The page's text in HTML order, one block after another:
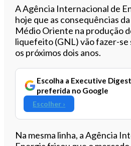
Ouvir este
A Agência Internacional de
hoje que as consequências
Médio Oriente na produção
liquefeito (GNL) vão fazer-
os próximos dois anos.
Escolha a Executive
preferida no Google
Escolher ›
Na mesma linha, a Agência